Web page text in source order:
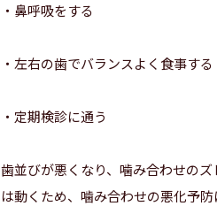
・鼻呼吸をする
・左右の歯でバランスよく食事する
・定期検診に通う
歯並びが悪くなり、噛み合わせの
は動くため、噛み合わせの悪化予